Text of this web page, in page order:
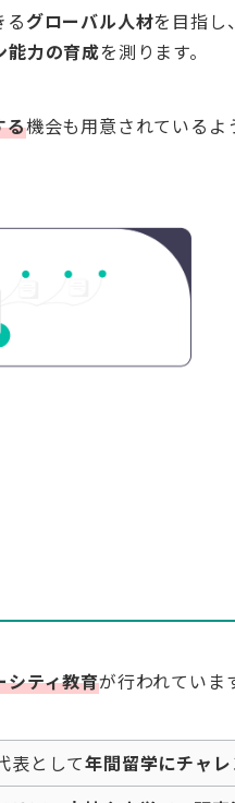
るグローバル人材を目指し、
能力の育成を測ります。
る機会も用意されているよ
シティ教育が行われていま
表として年間留学にチャ